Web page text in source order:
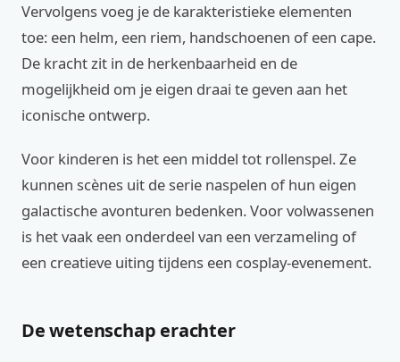
Vervolgens voeg je de karakteristieke elementen
toe: een helm, een riem, handschoenen of een cape.
De kracht zit in de herkenbaarheid en de
mogelijkheid om je eigen draai te geven aan het
iconische ontwerp.
Voor kinderen is het een middel tot rollenspel. Ze
kunnen scènes uit de serie naspelen of hun eigen
galactische avonturen bedenken. Voor volwassenen
is het vaak een onderdeel van een verzameling of
een creatieve uiting tijdens een cosplay-evenement.
De wetenschap erachter